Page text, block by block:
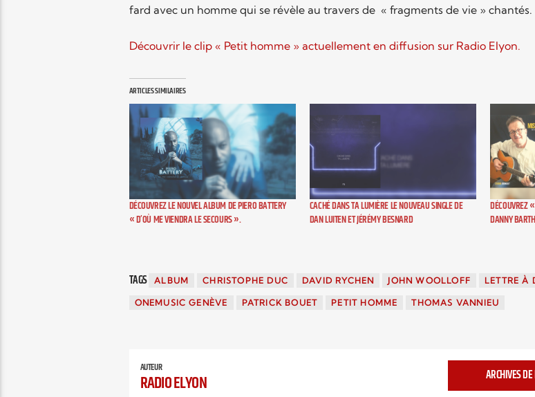
fard avec un homme qui se révèle au travers de « fragments de vie » chantés.
Découvrir le clip « Petit homme » actuellement en diffusion sur Radio Elyon.
ARTICLES SIMILAIRES
DÉCOUVREZ LE NOUVEL ALBUM DE PIERO BATTERY
« D’OÙ ME VIENDRA LE SECOURS ».
CACHÉ DANS TA LUMIÈRE LE NOUVEAU SINGLE DE
DAN LUITEN ET JÉRÉMY BESNARD
DÉCOUVREZ
DANNY
TAGS ALBUM CHRISTOPHE DUC DAVID RYCHEN JOHN WOOLLOFF LETTRE À
ONEMUSIC GENÈVE PATRICK BOUET PETIT HOMME THOMAS VANNIEU
AUTEUR
RADIO ELYON ARCHIVES